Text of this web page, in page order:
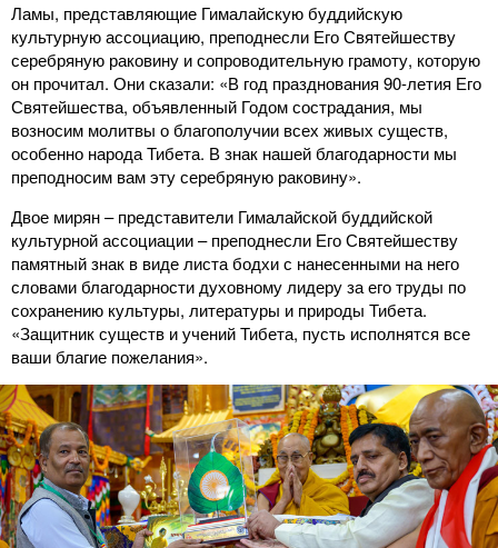
Ламы, представляющие Гималайскую буддийскую
культурную ассоциацию, преподнесли Его Святейшеству
серебряную раковину и сопроводительную грамоту, которую
он прочитал. Они сказали: «В год празднования 90-летия Его
Святейшества, объявленный Годом сострадания, мы
возносим молитвы о благополучии всех живых существ,
особенно народа Тибета. В знак нашей благодарности мы
преподносим вам эту серебряную раковину».
Двое мирян – представители Гималайской буддийской
культурной ассоциации – преподнесли Его Святейшеству
памятный знак в виде листа бодхи с нанесенными на него
словами благодарности духовному лидеру за его труды по
сохранению культуры, литературы и природы Тибета.
«Защитник существ и учений Тибета, пусть исполнятся все
ваши благие пожелания».